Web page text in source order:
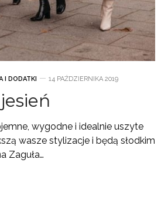
I DODATKI 14 PAŹDZIERNIKA 2019
wygodne i idealnie uszyte
wasze stylizacje i będą słodkim
Zaguła…